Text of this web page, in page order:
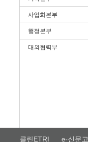
사업화본부
행정본부
대외협력부
클린ETRI e-신문고